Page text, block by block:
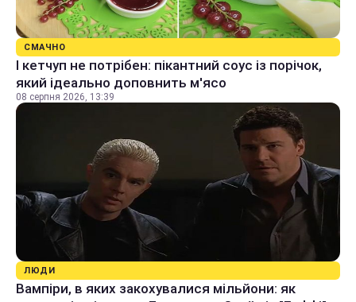
СМАЧНО
І кетчуп не потрібен: пікантний соус із порічок,
який ідеально доповнить м'ясо
08 серпня 2026, 13:39
ЛЮДИ
Вампіри, в яких закохувалися мільйони: як